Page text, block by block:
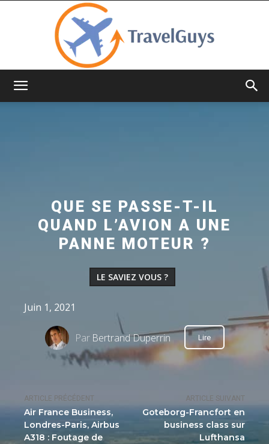
ARTICLE PRÉCÉDENT
Air France Business,
Londres-Paris, Airbus
A318 : Foutage de
ARTICLE SUIVANT
Goteborg-Francfort en
business class sur
Lufthansa
QUE SE PASSE-T-IL
QUAND L’AVION A UNE
PANNE MOTEUR ?
LE SAVIEZ VOUS ?
Juin 1, 2021
Par Bertrand Duperrin Lire